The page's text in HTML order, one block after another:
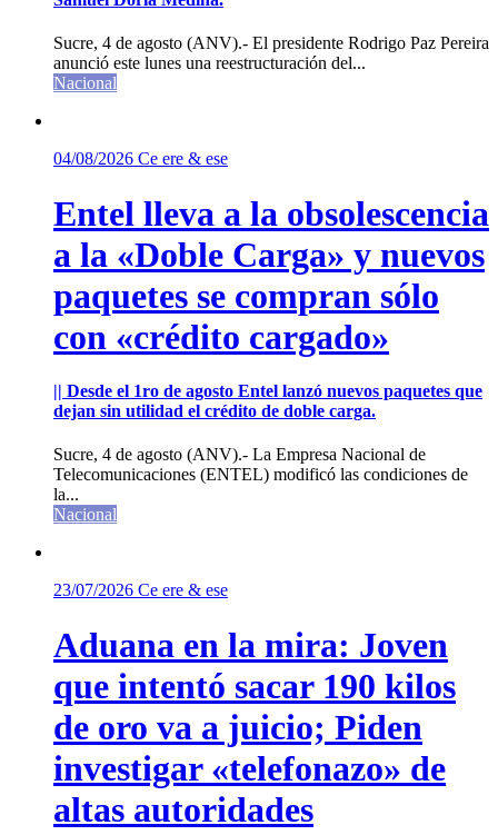
Sucre, 4 de agosto (ANV).- El presidente Rodrigo Paz Pereira
anunció este lunes una reestructuración del...
Nacional
04/08/2026 Ce ere & ese
Entel lleva a la obsolescencia
a la «Doble Carga» y nuevos
paquetes se compran sólo
con «crédito cargado»
|| Desde el 1ro de agosto Entel lanzó nuevos paquetes que
dejan sin utilidad el crédito de doble carga.
Sucre, 4 de agosto (ANV).- La Empresa Nacional de
Telecomunicaciones (ENTEL) modificó las condiciones de
la...
Nacional
23/07/2026 Ce ere & ese
Aduana en la mira: Joven
que intentó sacar 190 kilos
de oro va a juicio; Piden
investigar «telefonazo» de
altas autoridades